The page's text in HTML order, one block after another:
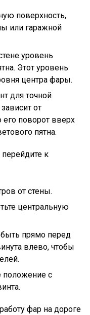
поверхность,
или гаражной
уровень
Этот уровень
центра фары.
для точной
от
поворот вверх
пятна.
к
от стены.
центральную
прямо перед
влево, чтобы
положение с
фар на дороге